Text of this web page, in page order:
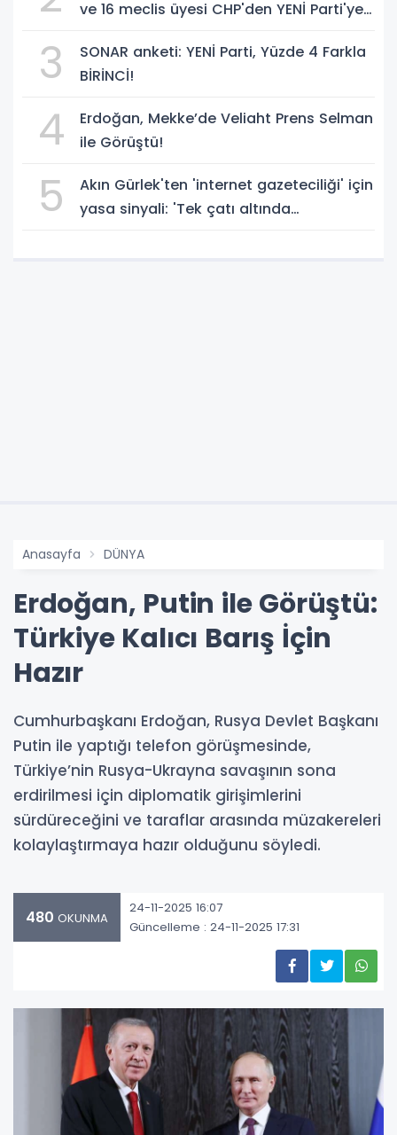
ve 16 meclis üyesi CHP'den YENİ Parti'ye
3
SONAR anketi: YENİ Parti, Yüzde 4 Farkla
BİRİNCİ!
4
Erdoğan, Mekke’de Veliaht Prens Selman
ile Görüştü!
5
Akın Gürlek'ten 'internet gazeteciliği' için
yasa sinyali: 'Tek çatı altında
Anasayfa DÜNYA
Erdoğan, Putin ile Görüştü:
Türkiye Kalıcı Barış İçin
Hazır
Cumhurbaşkanı Erdoğan, Rusya Devlet Başkanı
Putin ile yaptığı telefon görüşmesinde,
Türkiye’nin Rusya-Ukrayna savaşının sona
erdirilmesi için diplomatik girişimlerini
sürdüreceğini ve taraflar arasında müzakereleri
kolaylaştırmaya hazır olduğunu söyledi.
480 OKUNMA
24-11-2025 16:07
Güncelleme : 24-11-2025 17:31